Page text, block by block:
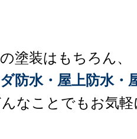
塗装はもちろん、
防水・屋上防水・
なことでもお気軽